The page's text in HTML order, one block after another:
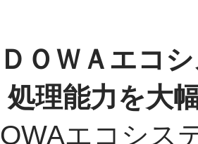
ＯＷＡエコ
処理能力を大
エコシス